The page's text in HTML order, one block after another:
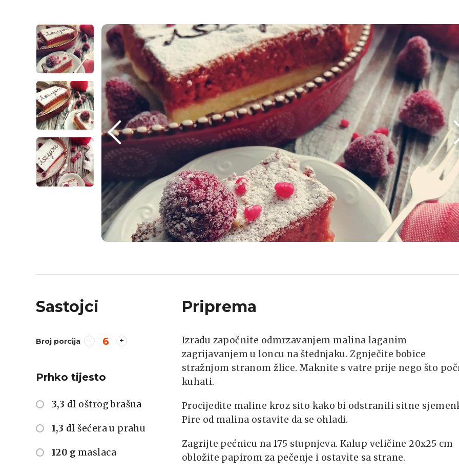
Sastojci
Broj porcija 6
Prhko tijesto
3,3 dl oštrog brašna
1,3 dl šećera u prahu
120 g maslaca
Priprema
Izradu započnite odmrzavanjem malina laganim
zagrijavanjem u loncu na štednjaku. Zgnječite bobice
stražnjom stranom žlice. Maknite s vatre prije nego što
kuhati.
Procijedite maline kroz sito kako bi odstranili sitne
Pire od malina ostavite da se ohladi.
Zagrijte pećnicu na 175 stupnjeva. Kalup veličine 20x25 cm
obložite papirom za pečenje i ostavite sa strane.